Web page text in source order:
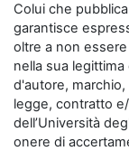
Colui che
garantisce
oltre a non
nella sua
d'autore,
legge, contratto
dell’Università
onere di